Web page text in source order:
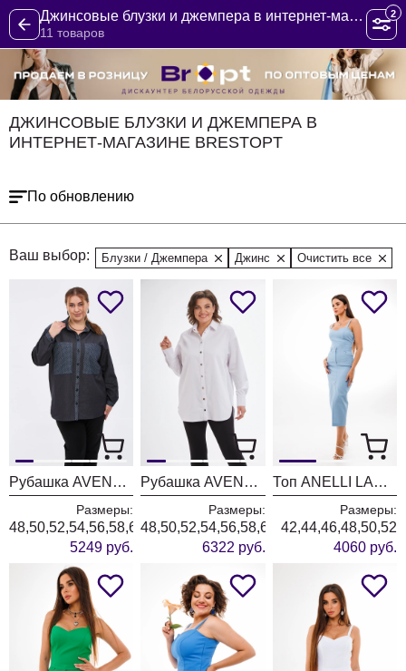
Джинсовые блузки и джемпера в интернет-магазине BrestOpt
11 товаров
2
ДЖИНСОВЫЕ БЛУЗКИ И ДЖЕМПЕРА В
ИНТЕРНЕТ-МАГАЗИНЕ BRESTOPT
По обновлению
Ваш выбор: Блузки / Джемпера Джинс Очистить все
Рубашка AVENUE 0341
Размеры:
48,50,52,54,56,58,60,62,64,66,68,70,72
5249 руб.
Рубашка AVENUE 0321-1
Размеры:
48,50,52,54,56,58,60,62,64,66,68,70,72
6322 руб.
Топ ANELLI LAUREL 1396 голубой
Размеры:
42,44,46,48,50,52
4060 руб.